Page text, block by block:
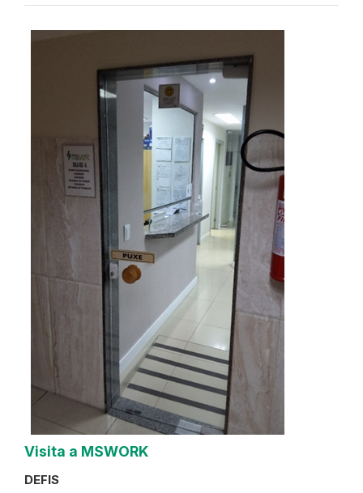
Visita a MSWORK
DEFIS